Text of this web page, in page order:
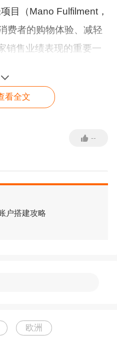
目（Mano Fulfilment，
费者的购物体验、减轻
销售业绩表现的重要一
，并由 ManoMano 官
拣、配送、售后等一系
省运营时间和成本，集
许多平台卖家的支持，
年，ManoMano 率先
Mano Fulfillment 正在进
看全文
--
户搭建攻略
欧洲